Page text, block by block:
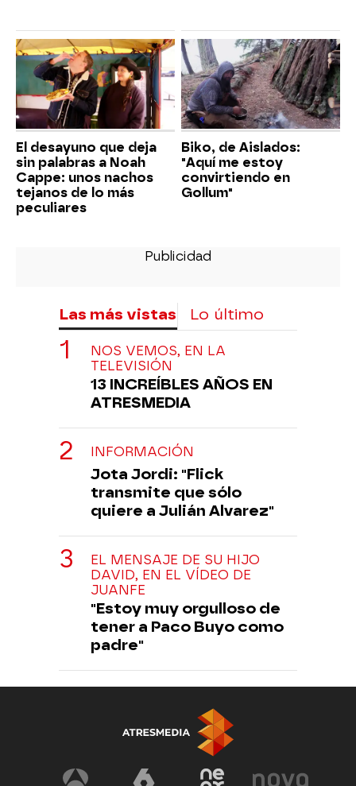
El desayuno que deja
sin palabras a Noah
Cappe: unos nachos
tejanos de lo más
peculiares
Biko, de Aislados:
"Aquí me estoy
convirtiendo en
Gollum"
Las más vistas Lo último
NOS VEMOS, EN LA
TELEVISIÓN
13 INCREÍBLES AÑOS EN
ATRESMEDIA
INFORMACIÓN
Jota Jordi: "Flick
transmite que sólo
quiere a Julián Alvarez"
EL MENSAJE DE SU HIJO
DAVID, EN EL VÍDEO DE
JUANFE
"Estoy muy orgulloso de
tener a Paco Buyo como
padre"